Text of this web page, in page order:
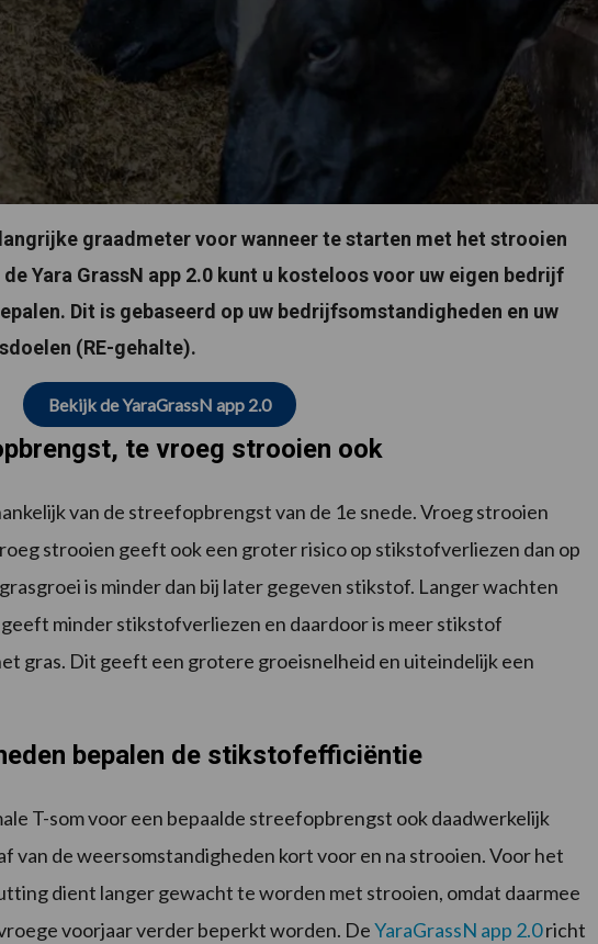
graadmeter voor wanneer te starten met het strooien
Yara GrassN app 2.0 kunt u kosteloos voor uw eigen bedrijf
Dit is gebaseerd op uw bedrijfsomstandigheden en uw
(RE-gehalte).
Bekijk de YaraGrassN app 2.0
te vroeg strooien ook
van de streefopbrengst van de 1e snede. Vroeg strooien
strooien geeft ook een groter risico op stikstofverliezen dan op
is minder dan bij later gegeven stikstof. Langer wachten
minder stikstofverliezen en daardoor is meer stikstof
gras. Dit geeft een grotere groeisnelheid en uiteindelijk een
bepalen de stikstofefficiëntie
T-som voor een bepaalde streefopbrengst ook daadwerkelijk
van de weersomstandigheden kort voor en na strooien. Voor het
dient langer gewacht te worden met strooien, omdat daarmee
voorjaar verder beperkt worden. DeYaraGrassN app 2.0richt